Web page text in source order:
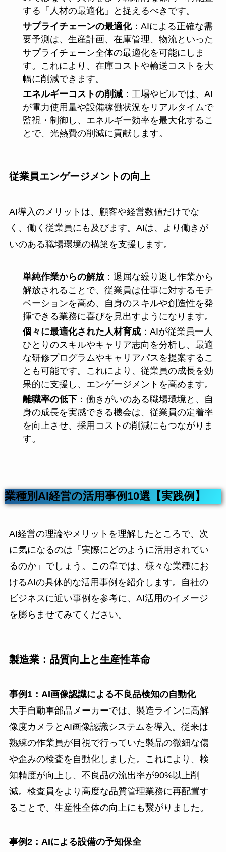
する「人材の最適化」と捉えるべきです。
サプライチェーンの最適化：AIによる正確な需
要予測は、生産計画、在庫管理、物流といった
サプライチェーン全体の最適化を可能にしま
す。これにより、在庫コストや輸送コストを大
幅に削減できます。
エネルギーコストの削減：工場やビルでは、AI
が電力使用量や設備稼働状況をリアルタイムで
監視・制御し、エネルギー効率を最大化するこ
とで、光熱費の削減に貢献します。
従業員エンゲージメントの向上
AI導入のメリットは、顧客や経営数値だけでな
く、働く従業員にも及びます。AIは、より働きが
いのある職場環境の構築を支援します。
単純作業からの解放：退屈な繰り返し作業から
解放されることで、従業員は仕事に対するモチ
ベーションを高め、自身のスキルや創造性を発
揮できる業務に喜びを見出すようになります。
個々に最適化された人材育成：AIが従業員一人
ひとりのスキルやキャリア志向を分析し、最適
な研修プログラムやキャリアパスを提案するこ
とも可能です。これにより、従業員の成長を効
果的に支援し、エンゲージメントを高めます。
離職率の低下：働きがいのある職場環境と、自
身の成長を実感できる機会は、従業員の定着率
を向上させ、採用コストの削減にもつながりま
す。
業種別AI経営の活用事例10選【実践例】
AI経営の理論やメリットを理解したところで、次
に気になるのは「実際にどのように活用されてい
るのか」でしょう。この章では、様々な業種にお
けるAIの具体的な活用事例を紹介します。自社の
ビジネスに近い事例を参考に、AI活用のイメージ
を膨らませてみてください。
製造業：品質向上と生産性革命
事例1：AI画像認識による不良品検知の自動化
大手自動車部品メーカーでは、製造ラインに高解
像度カメラとAI画像認識システムを導入。従来は
熟練の作業員が目視で行っていた製品の微細な傷
や歪みの検査を自動化しました。これにより、検
知精度が向上し、不良品の流出率が90%以上削
減。検査員をより高度な品質管理業務に再配置す
ることで、生産性全体の向上にも繋がりました。
事例2：AIによる設備の予知保全